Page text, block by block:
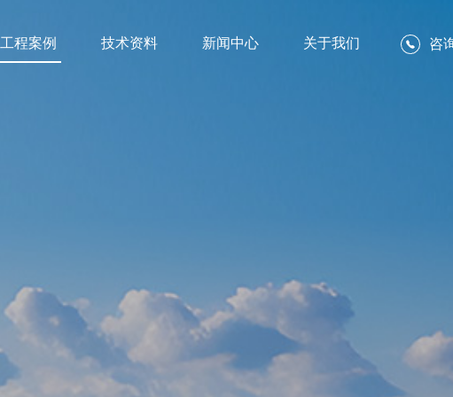
工程案例 技术资料 新闻中心 关于我们 咨